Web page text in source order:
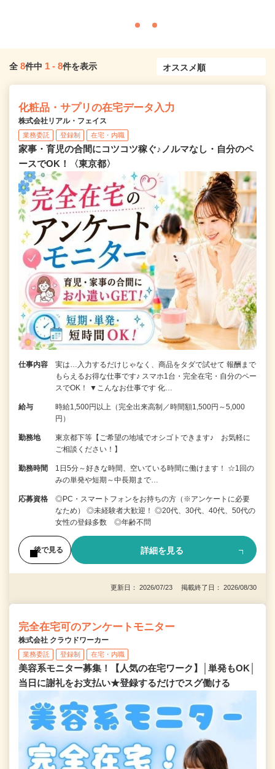
全 8件中 1 - 8件を表示
化粧品・サプリの在宅データ入力
株式会社リアル・フェイス
業務委託 登録制 在宅・内職
家事・育児の合間にコツコツ稼ぐ♪ノルマなし・自分のペ
ースでOK！〈東京都〉
仕事内容
実は…入力するだけじゃなく、商品をタダで試せて 報酬まで
もらえるお得な仕事です♪ スマホ1台・完全在宅・自分のペー
スでOK！ ▼こんなお仕事です 化…
給与
時給1,500円以上（完全出来高制／時間額1,500円～5,000
円）
勤務地
東京都下等【ご希望の地域でオシゴトできます♪ お気軽に
ご相談ください！】
勤務時間
1日5分～好きな時間、空いている時間に働けます！ ☆1回の
みの単発や短期～中長期まで…
応募資格
◎PC・スマートフォンをお持ちの方（※アンケートに必要
なため） ◎未経験者大歓迎！ ◎20代、30代、40代、50代の
女性の登録多数 ◎年齢不問
後で見る 詳細を見る
更新日： 2026/07/23 掲載終了日： 2026/08/30
完全在宅可のアンケートモニター
株式会社 クラウドワーカー
業務委託 登録制 在宅・内職
美容系モニター募集！【人気の在宅ワーク】│単発もOK│
当日に謝礼をお支払い★登録するだけでスグ働ける